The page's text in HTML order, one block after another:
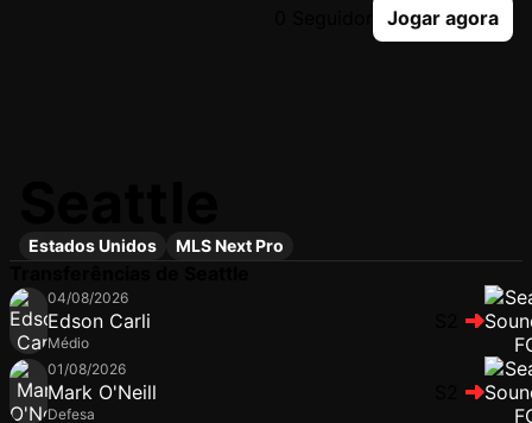
Jogar agora
Estados Unidos MLS Next Pro
04/08/2026
Edson Carli
Médio
01/08/2026
Mark O'Neill
Defesa